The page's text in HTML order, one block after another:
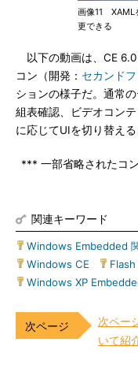
画像11 XAML
更できる
以下の動画は、CE
コン（開発： セカンド
ションの様子だ。通常
組表確認、ビデオコン
に応じてUIを切り替える
*** 一部省略されたコ
関連キーワード
Windows Embedded
Windows CE
Windows XP
次ペー
いて紹